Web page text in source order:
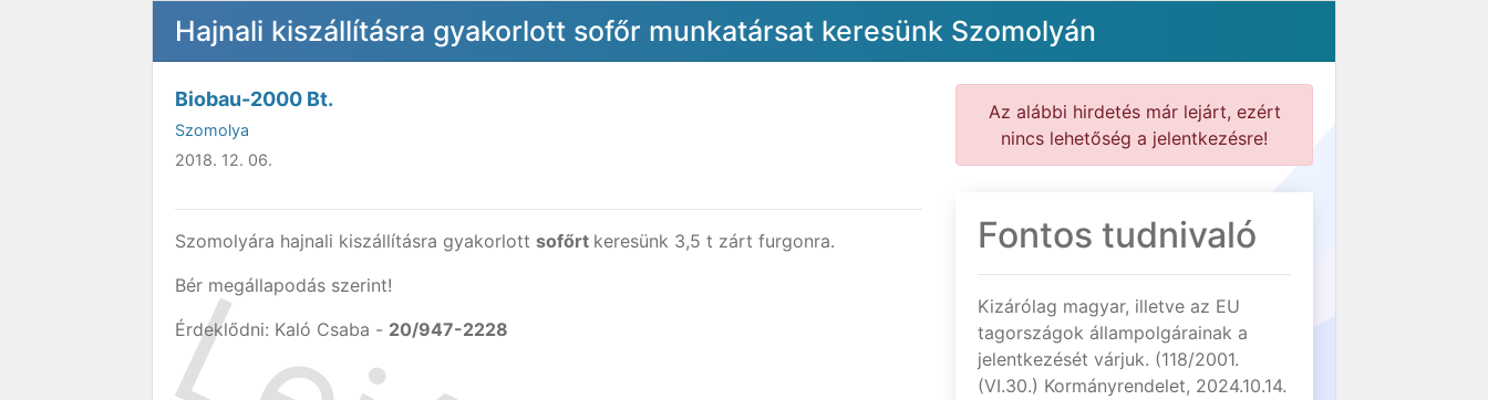
Hajnali kiszállításra gyakorlott sofőr munkatársat keresünk Szomolyán
Biobau-2000 Bt.
Szomolya
2018. 12. 06.
Szomolyára hajnali kiszállításra gyakorlott sofőrt keresünk 3,5 t zárt furgonra.
Bér megállapodás szerint!
Érdeklődni: Kaló Csaba - 20/947-2228
Az alábbi hirdetés már lejárt, ezért
nincs lehetőség a jelentkezésre!
Fontos tudnivaló
Kizárólag magyar, illetve az EU
tagországok állampolgárainak a
jelentkezését várjuk. (118/2001.
(VI.30.) Kormányrendelet, 2024.10.14.